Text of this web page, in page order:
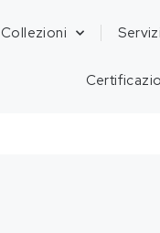
Collezioni